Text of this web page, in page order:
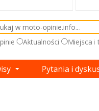
Aktualności Miejsca i
Pytania i